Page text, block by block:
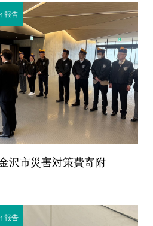
報告
沢市災害対策費寄附
報告